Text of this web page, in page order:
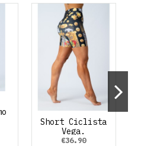
Neon
Oliva
Short Ciclista
Vega.
€36.90